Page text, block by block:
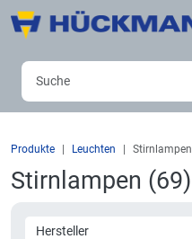
Produkte Leuchten Stirnlampen
Stirnlampen (69)
Hersteller